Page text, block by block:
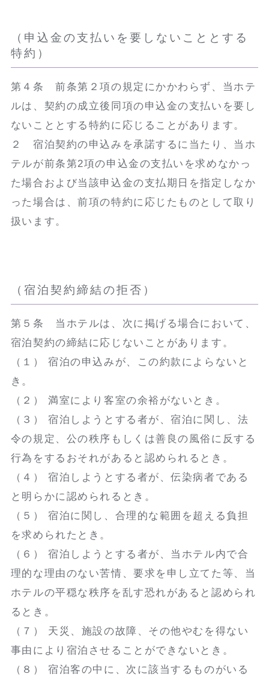
（申込金の支払いを要しないこととする
特約）
第４条 前条第２項の規定にかかわらず、当ホテ
ルは、契約の成立後同項の申込金の支払いを要し
ないこととする特約に応じることがあります。
２ 宿泊契約の申込みを承諾するに当たり、当ホ
テルが前条第2項の申込金の支払いを求めなかっ
た場合および当該申込金の支払期日を指定しなか
った場合は、前項の特約に応じたものとして取り
扱います。
（宿泊契約締結の拒否）
第５条 当ホテルは、次に掲げる場合において、
宿泊契約の締結に応じないことがあります。
（１） 宿泊の申込みが、この約款によらないと
き。
（２） 満室により客室の余裕がないとき。
（３） 宿泊しようとする者が、宿泊に関し、法
令の規定、公の秩序もしくは善良の風俗に反する
行為をするおそれがあると認められるとき。
（４） 宿泊しようとする者が、伝染病者である
と明らかに認められるとき。
（５） 宿泊に関し、合理的な範囲を超える負担
を求められたとき。
（６） 宿泊しようとする者が、当ホテル内で合
理的な理由のない苦情、要求を申し立てた等、当
ホテルの平穏な秩序を乱す恐れがあると認められ
るとき。
（７） 天災、施設の故障、その他やむを得ない
事由により宿泊させることができないとき。
（８） 宿泊客の中に、次に該当するものがいる